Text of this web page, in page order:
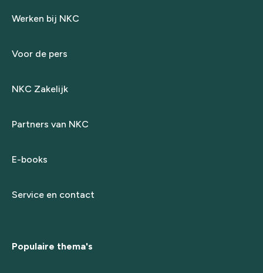
Werken bij NKC
Voor de pers
NKC Zakelijk
Partners van NKC
E-books
Service en contact
Populaire thema's